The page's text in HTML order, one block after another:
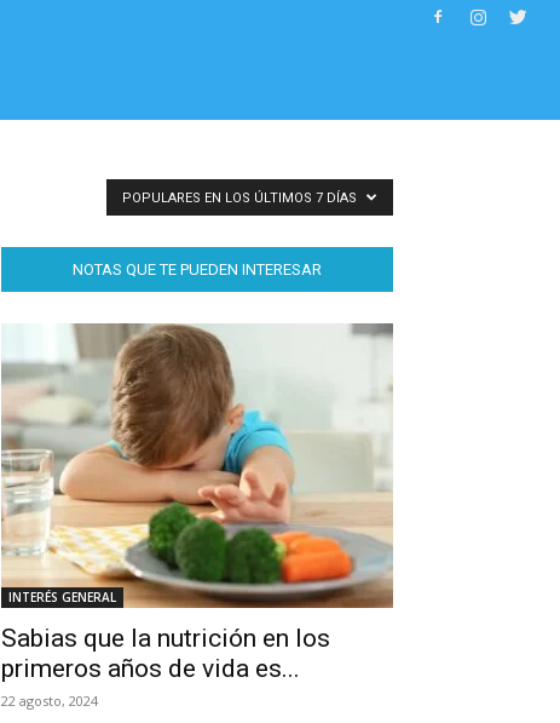
POPULARES EN LOS ÚLTIMOS 7 DÍAS
NOTAS QUE TE PUEDEN INTERESAR
INTERÉS GENERAL
Sabias que la nutrición en los
primeros años de vida es...
22 agosto, 2024